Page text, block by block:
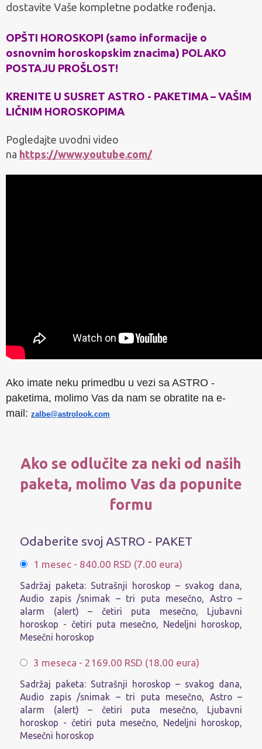
dostavite Vaše kompletne podatke rođenja.
OPŠTI HOROSKOPI (samo informacije o
osnovnim horoskopskim znacima) POLAKO
POSTAJU PROŠLOST!
KRENITE U SUSRET ASTRO - PAKETIMA – VAŠIM
LIČNIM HOROSKOPIMA
Pogledajte uvodni video
na https://www.youtube.com/
Ako imate neku primedbu u vezi sa ASTRO -
paketima, molimo Vas da nam se obratite na e-
mail: zalbe@astrolook.com
Ako se odlučite za neki od naših
paketa, molimo Vas da popunite
formu
Odaberite svoj ASTRO - PAKET
1 mesec - 840.00 RSD (7.00 eura)
Sadržaj paketa: Sutrašnji horoskop – svakog dana,
Audio zapis /snimak – tri puta mesečno, Astro –
alarm (alert) – četiri puta mesečno, Ljubavni
horoskop - četiri puta mesečno, Nedeljni horoskop,
Mesečni horoskop
3 meseca - 2169.00 RSD (18.00 eura)
Sadržaj paketa: Sutrašnji horoskop – svakog dana,
Audio zapis /snimak – tri puta mesečno, Astro –
alarm (alert) – četiri puta mesečno, Ljubavni
horoskop - četiri puta mesečno, Nedeljni horoskop,
Mesečni horoskop